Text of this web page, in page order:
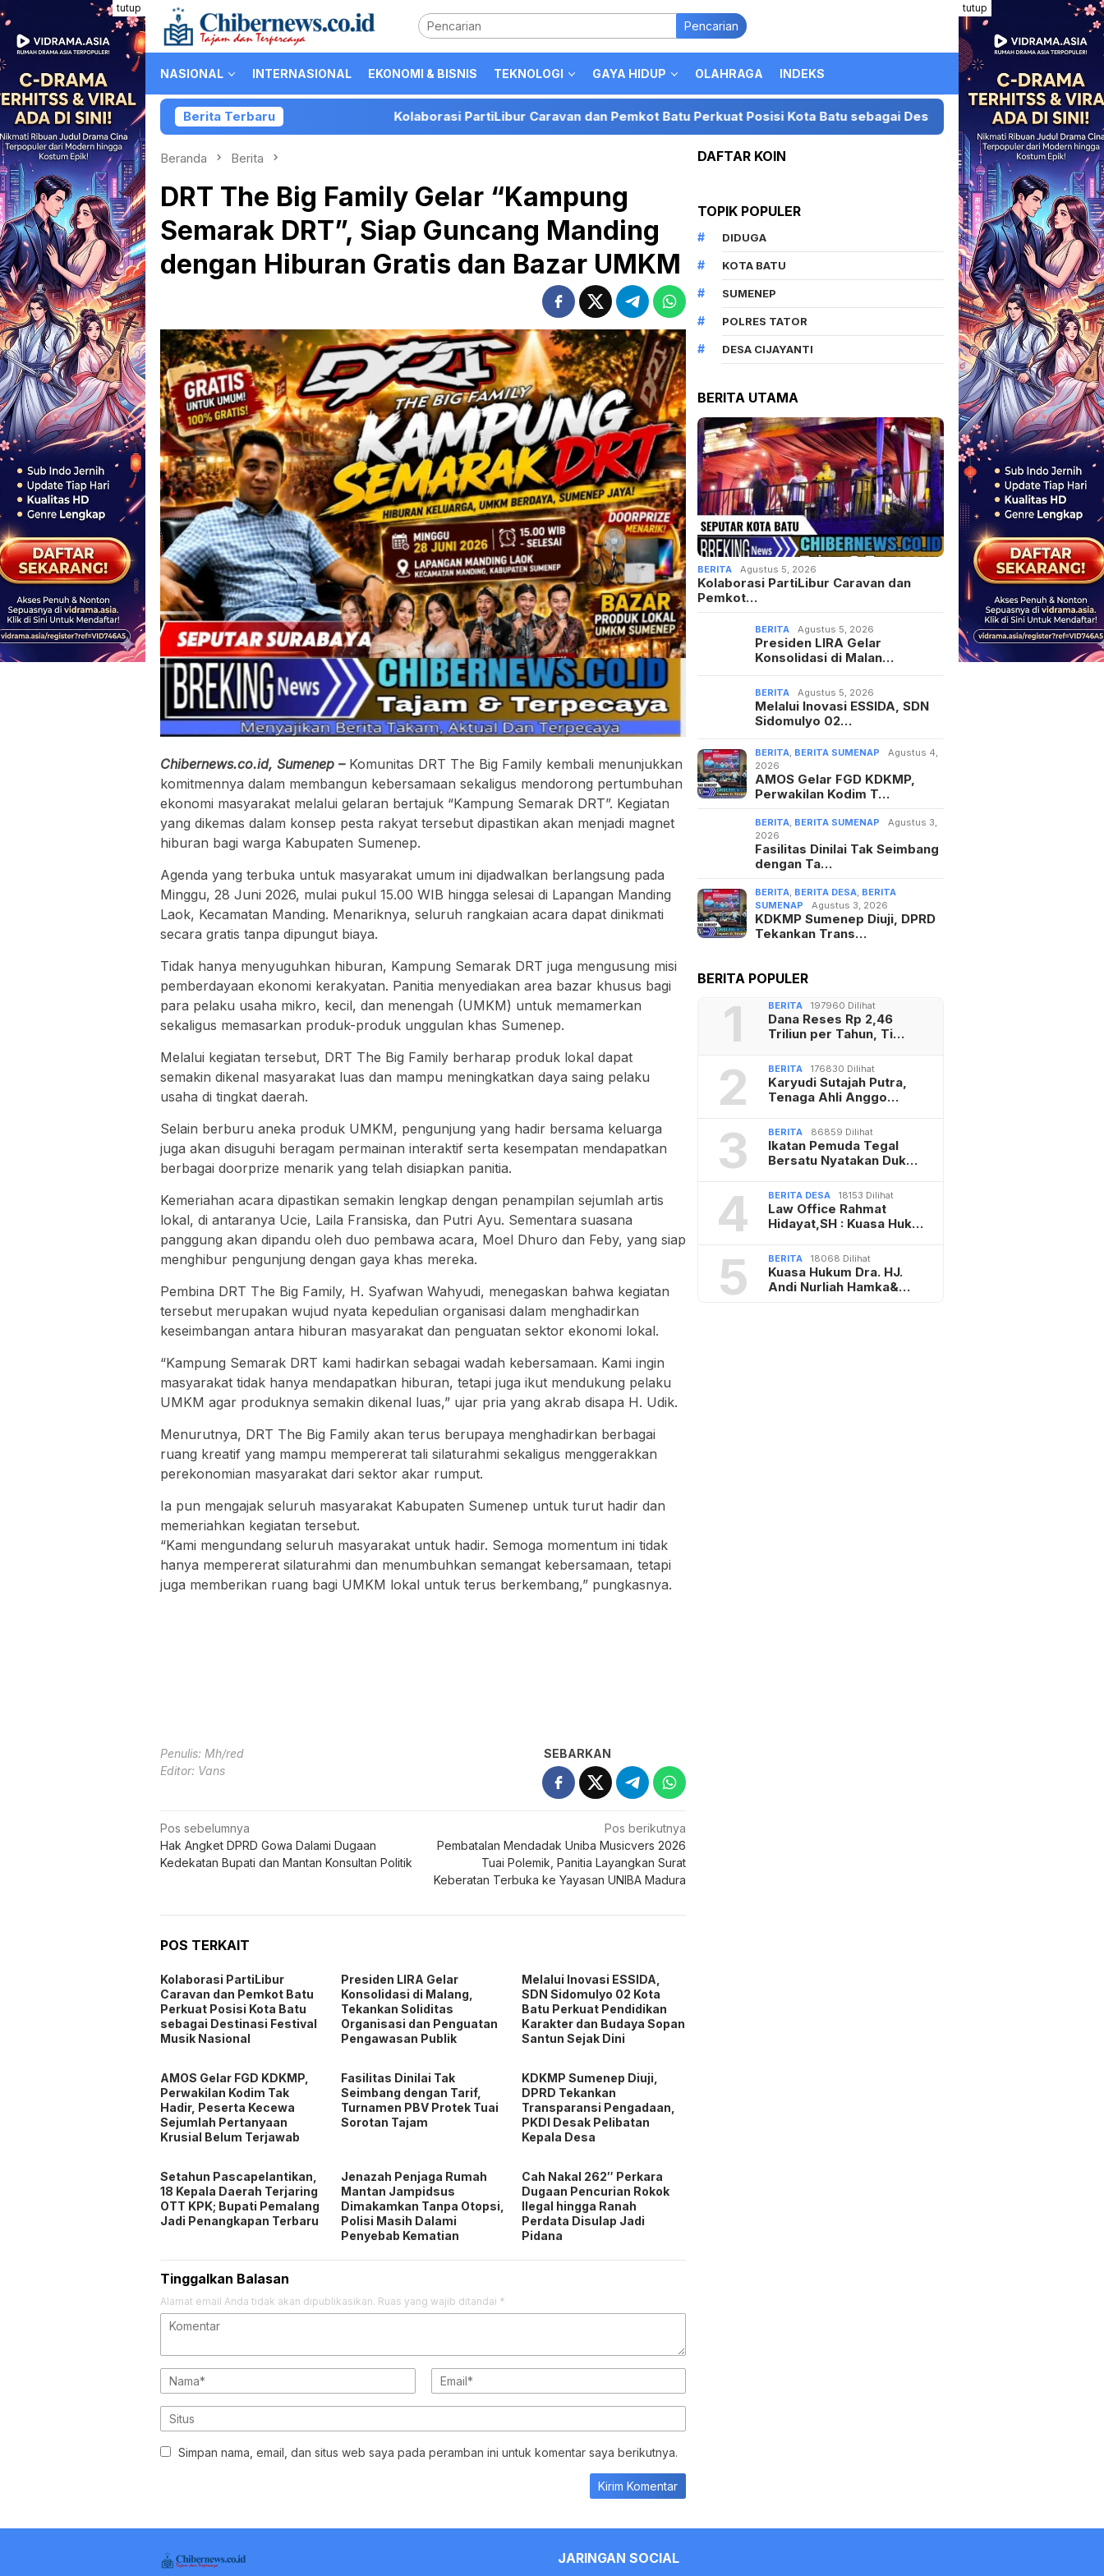
Loncat
ke
konten
tutup tutup
Pencarian
NASIONAL INTERNASIONAL EKONOMI & BISNIS TEKNOLOGI GAYA HIDUP OLAHRAGA INDEKS
Berita Terbaru Kolaborasi PartiLibur Caravan dan Pemkot Batu Perkuat Posisi Kota Batu sebagai Destinasi Festival Musik Nasional
Beranda Berita
DRT The Big Family Gelar “Kampung
Semarak DRT”, Siap Guncang Manding
dengan Hiburan Gratis dan Bazar UMKM
Chibernews.co.id, Sumenep – Komunitas DRT The Big Family kembali menunjukkan
komitmennya dalam membangun kebersamaan sekaligus mendorong pertumbuhan
ekonomi masyarakat melalui gelaran bertajuk “Kampung Semarak DRT”. Kegiatan
yang dikemas dalam konsep pesta rakyat tersebut dipastikan akan menjadi magnet
hiburan bagi warga Kabupaten Sumenep.
Agenda yang terbuka untuk masyarakat umum ini dijadwalkan berlangsung pada
Minggu, 28 Juni 2026, mulai pukul 15.00 WIB hingga selesai di Lapangan Manding
Laok, Kecamatan Manding. Menariknya, seluruh rangkaian acara dapat dinikmati
secara gratis tanpa dipungut biaya.
Tidak hanya menyuguhkan hiburan, Kampung Semarak DRT juga mengusung misi
pemberdayaan ekonomi kerakyatan. Panitia menyediakan area bazar khusus bagi
para pelaku usaha mikro, kecil, dan menengah (UMKM) untuk memamerkan
sekaligus memasarkan produk-produk unggulan khas Sumenep.
Melalui kegiatan tersebut, DRT The Big Family berharap produk lokal dapat
semakin dikenal masyarakat luas dan mampu meningkatkan daya saing pelaku
usaha di tingkat daerah.
Selain berburu aneka produk UMKM, pengunjung yang hadir bersama keluarga
juga akan disuguhi beragam permainan interaktif serta kesempatan mendapatkan
berbagai doorprize menarik yang telah disiapkan panitia.
Kemeriahan acara dipastikan semakin lengkap dengan penampilan sejumlah artis
lokal, di antaranya Ucie, Laila Fransiska, dan Putri Ayu. Sementara suasana
panggung akan dipandu oleh duo pembawa acara, Moel Dhuro dan Feby, yang siap
menghibur pengunjung dengan gaya khas mereka.
Pembina DRT The Big Family, H. Syafwan Wahyudi, menegaskan bahwa kegiatan
tersebut merupakan wujud nyata kepedulian organisasi dalam menghadirkan
keseimbangan antara hiburan masyarakat dan penguatan sektor ekonomi lokal.
“Kampung Semarak DRT kami hadirkan sebagai wadah kebersamaan. Kami ingin
masyarakat tidak hanya mendapatkan hiburan, tetapi juga ikut mendukung pelaku
UMKM agar produknya semakin dikenal luas,” ujar pria yang akrab disapa H. Udik.
Menurutnya, DRT The Big Family akan terus berupaya menghadirkan berbagai
ruang kreatif yang mampu mempererat tali silaturahmi sekaligus menggerakkan
perekonomian masyarakat dari sektor akar rumput.
Ia pun mengajak seluruh masyarakat Kabupaten Sumenep untuk turut hadir dan
memeriahkan kegiatan tersebut.
“Kami mengundang seluruh masyarakat untuk hadir. Semoga momentum ini tidak
hanya mempererat silaturahmi dan menumbuhkan semangat kebersamaan, tetapi
juga memberikan ruang bagi UMKM lokal untuk terus berkembang,” pungkasnya.
pos
Kedekatan Bupati dan Mantan Konsultan Politik
Tuai Polemik, Panitia Layangkan Surat
Keberatan Terbuka ke Yayasan UNIBA Madura
POS TERKAIT
Presiden LIRA Gelar
Melalui Inovasi ESSIDA,
AMOS Gelar FGD KDKMP,
Perwakilan Kodim Tak
Hadir, Peserta Kecewa
Sejumlah Pertanyaan
Krusial Belum Terjawab
Fasilitas Dinilai Tak
Seimbang dengan Tarif,
Turnamen PBV Protek Tuai
Sorotan Tajam
KDKMP Sumenep Diuji,
DPRD Tekankan
Transparansi Pengadaan,
PKDI Desak Pelibatan
Kepala Desa
Setahun Pascapelantikan,
18 Kepala Daerah Terjaring
OTT KPK; Bupati Pemalang
Jadi Penangkapan Terbaru
Jenazah Penjaga Rumah
Mantan Jampidsus
Dimakamkan Tanpa Otopsi,
Polisi Masih Dalami
Penyebab Kematian
Cah Nakal 262″ Perkara
Dugaan Pencurian Rokok
Ilegal hingga Ranah
Perdata Disulap Jadi
Pidana
Tinggalkan Balasan
Alamat email Anda tidak akan dipublikasikan. Ruas yang wajib ditandai
DAFTAR KOIN
TOPIK POPULER
DIDUGA
KOTA BATU
SUMENEP
POLRES TATOR
DESA CIJAYANTI
BERITA UTAMA
BERITA Agustus 5, 2026
Kolaborasi PartiLibur Caravan dan
Pemkot…
BERITA Agustus 5, 2026
Presiden LIRA Gelar
Konsolidasi di Malan…
BERITA Agustus 5, 2026
Melalui Inovasi ESSIDA, SDN
Sidomulyo 02…
BERITA BERITA SUMENAP
Agustus 4,
2026
AMOS Gelar FGD KDKMP,
Perwakilan Kodim T…
BERITA BERITA SUMENAP
Agustus 3,
2026
Fasilitas Dinilai Tak Seimbang
dengan Ta…
BERITA BERITA DESA BERITA
SUMENAP
Agustus 3, 2026
KDKMP Sumenep Diuji, DPRD
Tekankan Trans…
BERITA POPULER
1 BERITA 197960 Dilihat
Dana Reses Rp 2,46
Triliun per Tahun, Ti…
2 BERITA 176830 Dilihat
Karyudi Sutajah Putra,
Tenaga Ahli Anggo…
3 BERITA 86859 Dilihat
Ikatan Pemuda Tegal
Bersatu Nyatakan Duk…
4 BERITA DESA 18153 Dilihat
Law Office Rahmat
Hidayat,SH : Kuasa Huk…
5 BERITA 18068 Dilihat
Kuasa Hukum Dra. HJ.
Andi Nurliah Hamka&…
JARINGAN SOCIAL
Facebook